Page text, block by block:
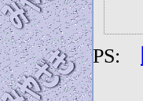
PS: